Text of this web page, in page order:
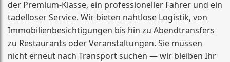
der Premium-Klasse, ein professioneller Fahrer und ein
tadelloser Service. Wir bieten nahtlose Logistik, von
Immobilienbesichtigungen bis hin zu Abendtransfers
zu Restaurants oder Veranstaltungen. Sie müssen
nicht erneut nach Transport suchen — wir bleiben Ihr